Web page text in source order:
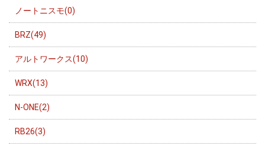
ノートニスモ(0)
BRZ(49)
アルトワークス(10)
WRX(13)
N-ONE(2)
RB26(3)